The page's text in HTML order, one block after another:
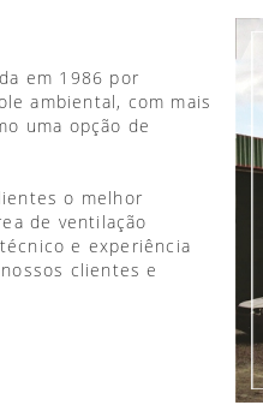
em 1986 por
ambiental, com mais
uma opção de
o melhor
de ventilação
e experiência
clientes e